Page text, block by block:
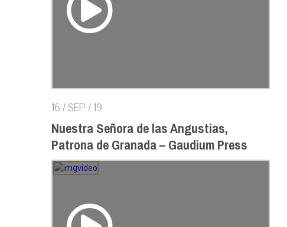
16 / SEP / 19
Nuestra Señora de las Angustias,
Patrona de Granada – Gaudium Press